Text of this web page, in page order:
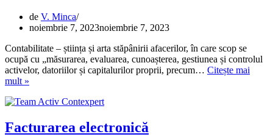
de V. Minca
noiembrie 7, 2023noiembrie 7, 2023
Contabilitate – știința și arta stăpânirii afacerilor, în care scop se
ocupă cu „măsurarea, evaluarea, cunoașterea, gestiunea și controlul
activelor, datoriilor și capitalurilor proprii, precum… Citește mai
mult »
Facturarea electronică